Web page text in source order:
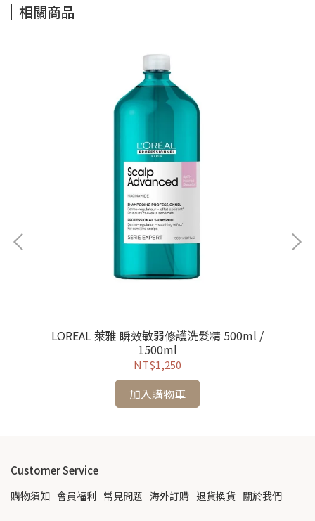
相關商品
LOREAL 萊雅 瞬效敏弱修護洗髮精 500ml /
1500ml
NT$1,250
加入購物車
Customer Service
購物須知 會員福利 常見問題 海外訂購 退貨換貨 關於我們